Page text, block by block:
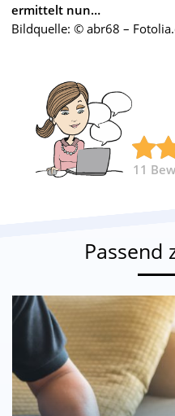
ermittelt nun…
Bildquelle: © abr68 –
11
Passend